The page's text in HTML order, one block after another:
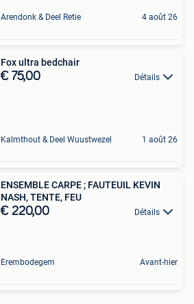
Arendonk & Deel Retie 4 août 26
Fox ultra bedchair
€ 75,00 Détails
Kalmthout & Deel Wuustwezel 1 août 26
ENSEMBLE CARPE ; FAUTEUIL KEVIN
NASH, TENTE, FEU
€ 220,00 Détails
Erembodegem Avant-hier